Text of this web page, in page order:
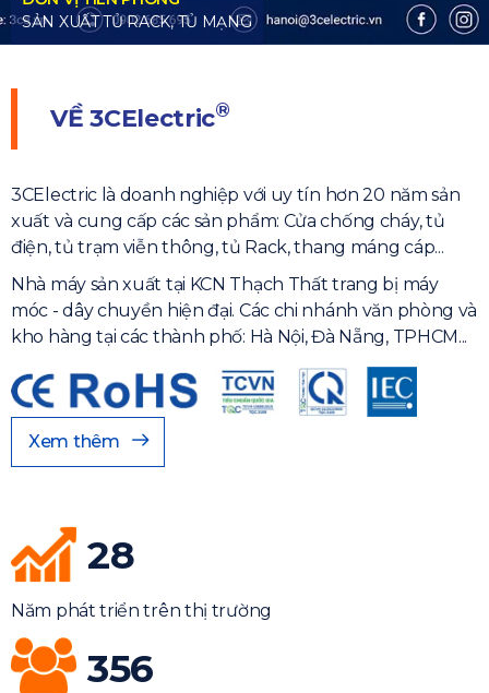
VỀ3CElectric®
3CElectric là doanh nghiệp với uy tín hơn 20 năm sản
xuất và cung cấp các sản phẩm: Cửa chống cháy, tủ
điện, tủ trạm viễn thông, tủ Rack, thang máng cáp...
Nhà máy sản xuất tại KCN Thạch Thất trang bị máy
móc - dây chuyền hiện đại. Các chi nhánh văn phòng và
kho hàng tại các thành phố: Hà Nội, Đà Nẵng, TPHCM...
Xem thêm
28
Năm phát triển trên thị trường
356